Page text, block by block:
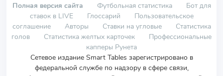
Полная версия сайта Футбольная статистика
Бот для
ставок в LIVE
Глоссарий
Пользовательское
соглашение
Авторы Ставки на угловые
Статистика
голов
Статистика желтых карточек
Профессиональные
капперы Рунета
Сетевое издание Smart Tables зарегистрировано в
федеральной службе по надзору в сфере связи,